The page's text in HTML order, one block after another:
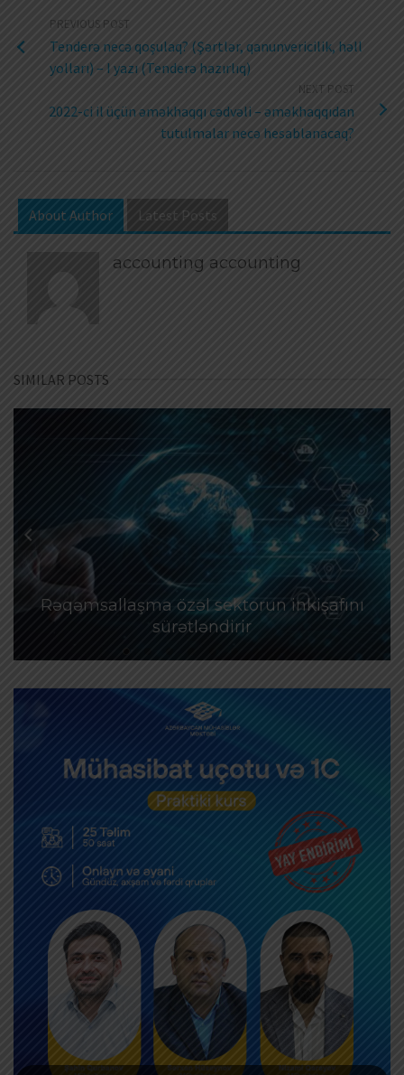
PREVIOUS POST
Tenderə necə qoşulaq? (Şərtlər, qanunvericilik, həll
yolları) – I yazı (Tenderə hazırlıq)
NEXT POST
2022-ci il üçün əməkhaqqı cədvəli – əməkhaqqıdan
tutulmalar necə hesablanacaq?
About Author Latest Posts
accounting accounting
SIMILAR POSTS
Rəqəmsallaşma özəl sektorun inkişafını
sürətləndirir